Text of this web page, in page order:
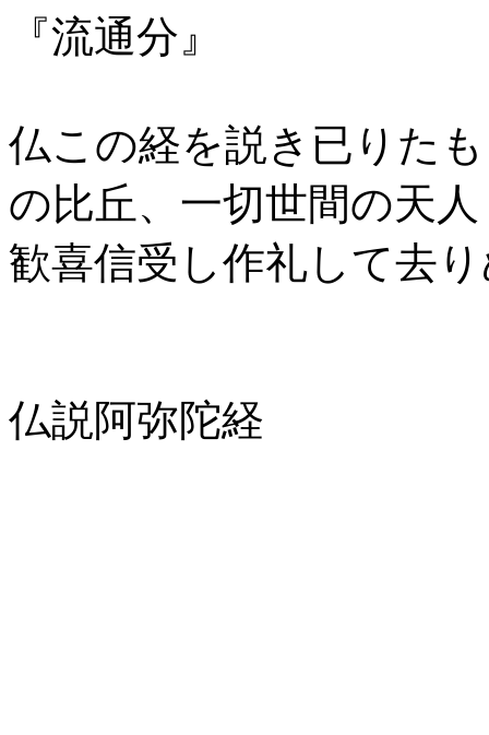
『流通分』
仏この経を説き已りた
の比丘、一切世間の天
歓喜信受し作礼して去
仏説阿弥陀経